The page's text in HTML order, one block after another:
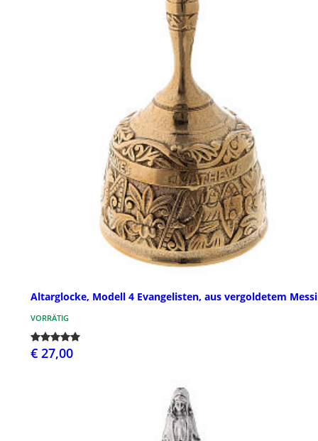
Altarglocke, Modell 4 Evangelisten, aus vergoldetem
VORRÄTIG
€ 27,00